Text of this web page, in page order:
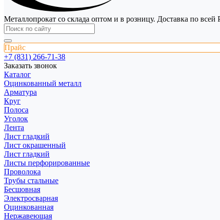
Металлопрокат со склада оптом и в розницу. Доставка по всей
Прайс
+7 (831) 266-71-38
Заказать звонок
Каталог
Оцинкованный металл
Арматура
Круг
Полоса
Уголок
Лента
Лист гладкий
Лист окрашенный
Лист гладкий
Листы перфорированные
Проволока
Трубы стальные
Бесшовная
Электросварная
Оцинкованная
Нержавеющая